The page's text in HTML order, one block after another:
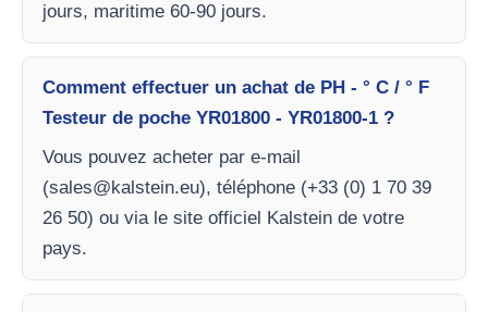
jours, maritime 60-90 jours.
Comment effectuer un achat de PH - ° C / ° F
Testeur de poche YR01800 - YR01800-1 ?
Vous pouvez acheter par e-mail
(sales@kalstein.eu), téléphone (+33 (0) 1 70 39
26 50) ou via le site officiel Kalstein de votre
pays.